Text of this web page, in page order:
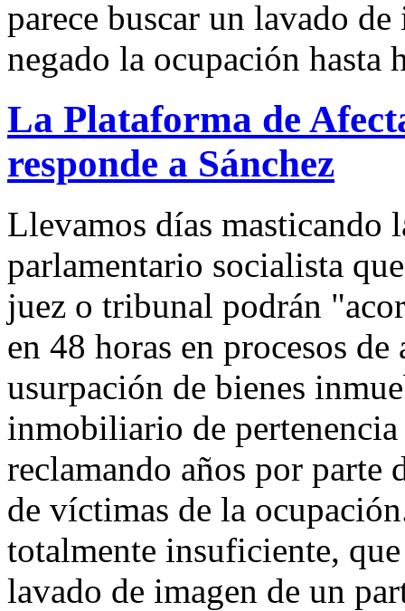
parece buscar un lavado
negado la ocupación hasta
La Plataforma de
responde a Sánchez
Llevamos días masticando
parlamentario socialista
juez o tribunal podrán
en 48 horas en procesos
usurpación de bienes
inmobiliario de
reclamando años por parte
de víctimas de la
totalmente insuficiente,
lavado de imagen de un